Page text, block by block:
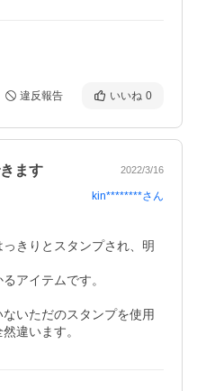
違反報告 いいね 0
ます 2022/3/16
kin********さん
きりとスタンプされ、明
アイテムです。
いただのスタンプを使用
違います。